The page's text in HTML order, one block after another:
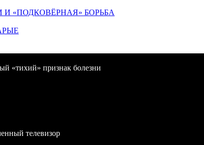
«ПОДКОВЁРНАЯ» БОРЬБА
«тихий» признак болезни
телевизор